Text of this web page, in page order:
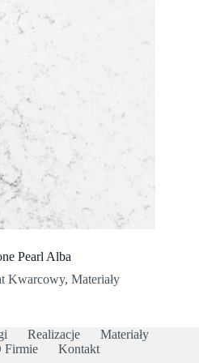
Pearl Alba
Kwarcowy, Materiały
Realizacje
Materiały
Firmie Kontakt